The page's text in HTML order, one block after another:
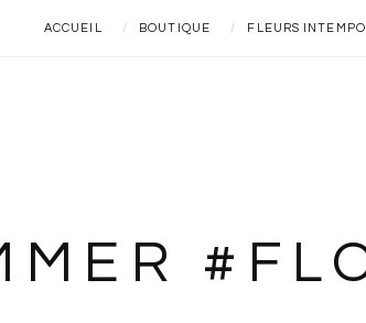
ACCUEIL BOUTIQUE FLEURS